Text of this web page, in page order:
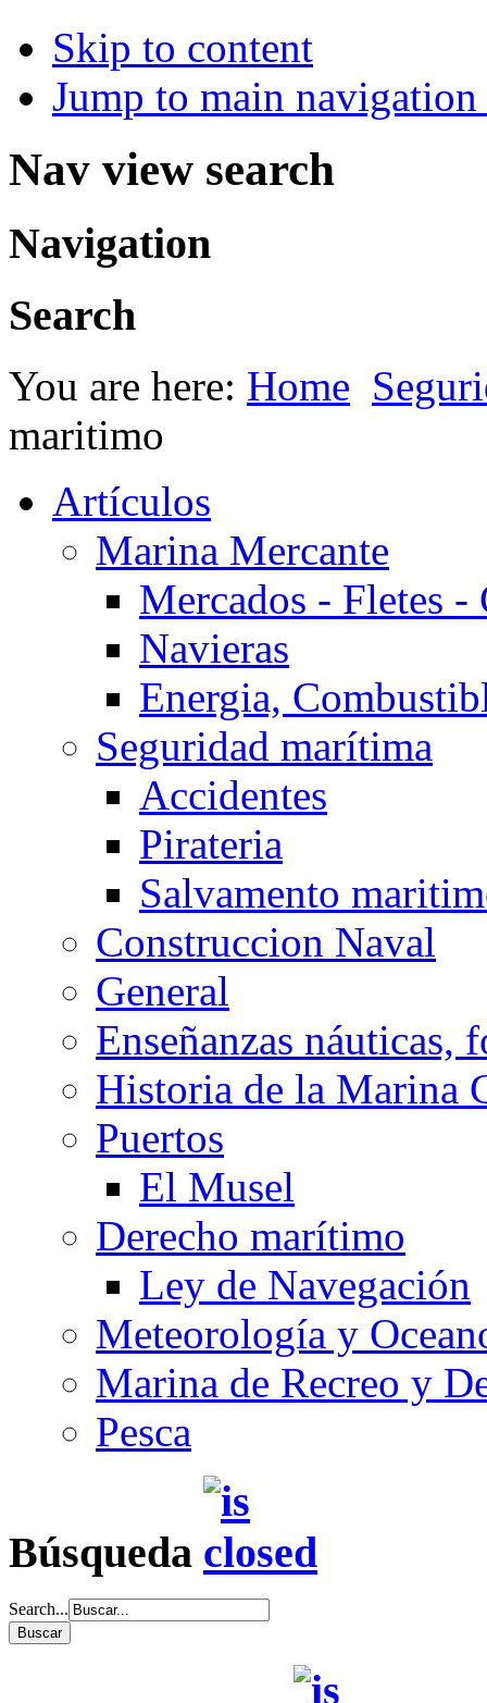
Skip to content
Jump to main
Nav view search
Navigation
Search
You are here: Home
maritimo
Artículos
Marina Mercante
Mercados - Fletes -
Navieras
Energia,
Seguridad marítima
Accidentes
Pirateria
Salvamento
Construccion Naval
General
Enseñanzas náuticas,
Historia de la Marina
Puertos
El Musel
Derecho marítimo
Ley de Navegación
Meteorología y
Marina de Recreo y
Pesca
Búsqueda
Search...